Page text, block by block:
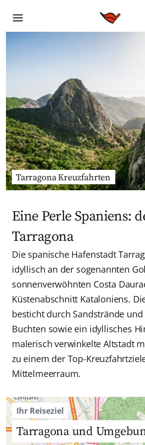
Tarragona Kreuzfahrten
Eine Perle Spaniens:
Tarragona
Die spanische Hafenstadt
idyllisch an der sogenannten
sonnenverwöhnten Costa
Küstenabschnitt Kataloniens.
besticht durch Sandstrände
Buchten sowie ein idyllisches
malerisch verwinkelte Altstadt
zu einem der Top-
Mittelmeerraum.
Ihr Reiseziel
Tarragona und